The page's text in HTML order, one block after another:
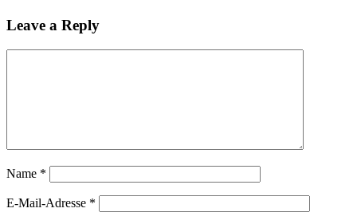
Leave a Reply
Name *
E-Mail-Adresse *